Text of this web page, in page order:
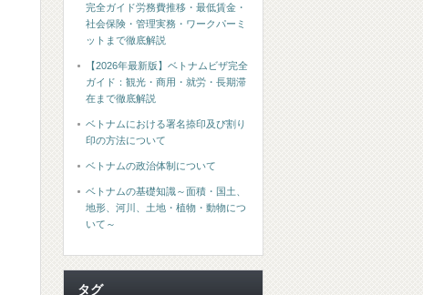
完全ガイド労務費推移・最低賃金・
社会保険・管理実務・ワークパーミ
ットまで徹底解説
【2026年最新版】ベトナムビザ完全
ガイド：観光・商用・就労・長期滞
在まで徹底解説
ベトナムにおける署名捺印及び割り
印の方法について
ベトナムの政治体制について
ベトナムの基礎知識～面積・国土、
地形、河川、土地・植物・動物につ
いて～
タグ